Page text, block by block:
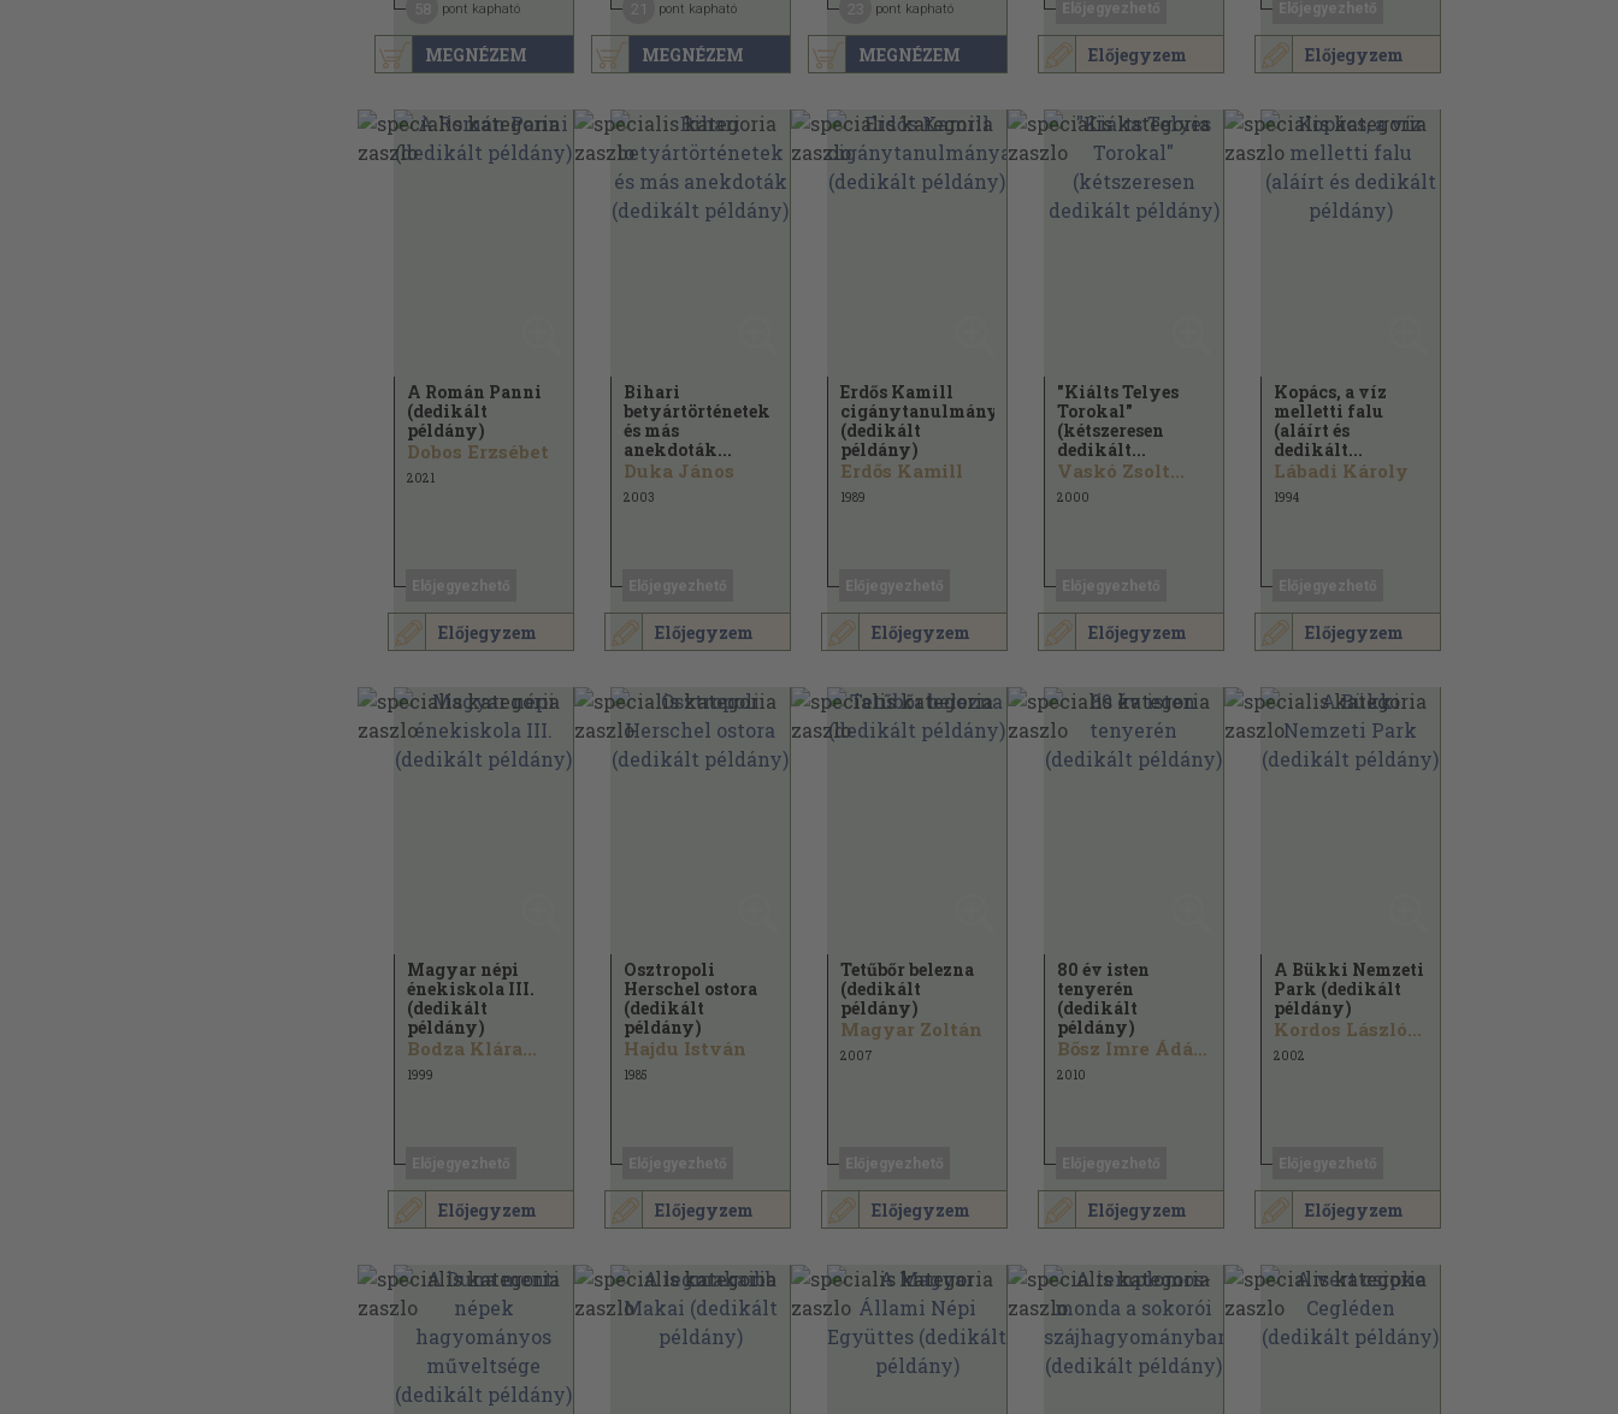
MEGNÉZEM
pont kapható
MEGNÉZEM
pont kapható
MEGNÉZEM
pont kapható
Előjegyzem Előjegyzem
Előjegyzem
A Román Panni
(dedikált
példány)
Dobos Erzsébet
2021
Előjegyzem
Bihari
betyártörténetek
és más
anekdoták...
Duka János
2003
Előjegyzem
Erdős Kamill
cigánytanulmányai
(dedikált
példány)
Erdős Kamill
1989
Előjegyzem
"Kiálts Telyes
Torokal"
(kétszeresen
dedikált...
Vaskó Zsolt...
2000
Előjegyzem
Kopács, a víz
melletti falu
(aláírt és
dedikált...
Lábadi Károly
1994
Előjegyzem
Magyar népi
énekiskola III.
(dedikált
példány)
Bodza Klára...
1999
Előjegyzem
Osztropoli
Herschel ostora
(dedikált
példány)
Hajdu István
1985
Előjegyzem
Tetűbőr belezna
(dedikált
példány)
Magyar Zoltán
2007
Előjegyzem
80 év isten
tenyerén
(dedikált
példány)
Bősz Imre Ádám...
2010
Előjegyzem
A Bükki Nemzeti
Park (dedikált
példány)
Kordos László...
2002